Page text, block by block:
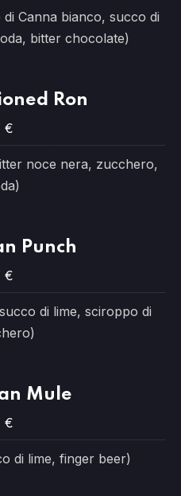
Canna bianco, succo di
bitter chocolate)
Ron
€
noce nera, zucchero,
Punch
€
di lime, sciroppo di
Mule
€
di lime, finger beer)